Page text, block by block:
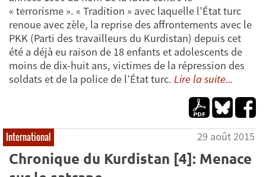
« terrorisme ». « Tradition » avec laquelle l’État turc
renoue avec zèle, la reprise des affrontements avec le
PKK (Parti des travailleurs du Kurdistan) depuis cet
été a déjà eu raison de 18 enfants et adolescents de
moins de dix-huit ans, victimes de la répression des
soldats et de la police de l’État turc. Lire la suite...
International 29 août 2015
Chronique du Kurdistan [4]: Menace